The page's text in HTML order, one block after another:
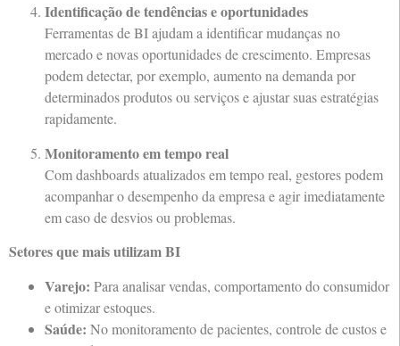
Identificação de tendências e oportunidades
Ferramentas de BI ajudam a identificar mudanças no
mercado e novas oportunidades de crescimento. Empresas
podem detectar, por exemplo, aumento na demanda por
determinados produtos ou serviços e ajustar suas estratégias
rapidamente.
Monitoramento em tempo real
Com dashboards atualizados em tempo real, gestores podem
acompanhar o desempenho da empresa e agir imediatamente
em caso de desvios ou problemas.
Setores que mais utilizam BI
Varejo: Para analisar vendas, comportamento do consumidor
e otimizar estoques.
Saúde: No monitoramento de pacientes, controle de custos e